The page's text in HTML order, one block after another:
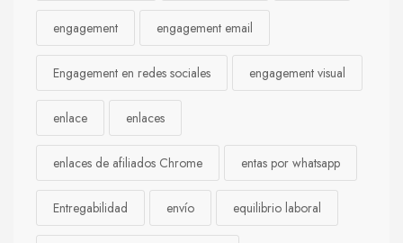
engagement engagement email
Engagement en redes sociales engagement visual
enlace enlaces
enlaces de afiliados Chrome entas por whatsapp
Entregabilidad envío equilibrio laboral